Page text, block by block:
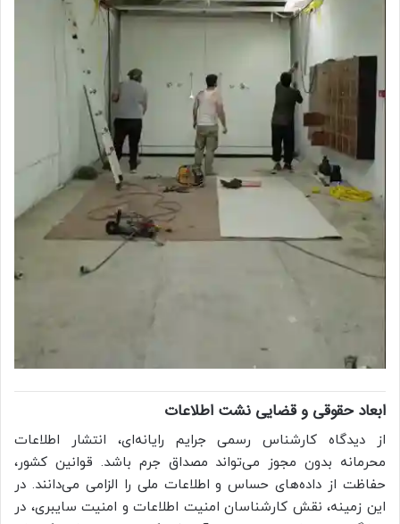
ابعاد حقوقی و قضایی نشت اطلاعات
از دیدگاه کارشناس رسمی جرایم رایانه‌ای، انتشار اطلاعات
محرمانه بدون مجوز می‌تواند مصداق جرم باشد. قوانین کشور،
حفاظت از داده‌های حساس و اطلاعات ملی را الزامی می‌دانند. در
این زمینه، نقش کارشناسان امنیت اطلاعات و امنیت سایبری، در